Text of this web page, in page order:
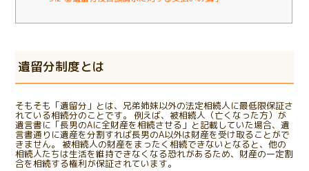
遺留分制度とは
そもそも「遺留分」とは、兄弟姉妹以外の法定相続人に最低限保証さ
れている相続分のことです。 例えば、被相続人（亡くなった方）が
遺言書に「長男のAに全財産を相続させる」と記載していた場合、遺
言書通りに遺産を分割すれば長男のA以外は財産を受け取ることがで
きません。 被相続人の財産をまったく相続できないとなると、他の
相続人たちは生活を維持できなくなる恐れがあるため、財産の一定割
合を相続する権利が保証されています。